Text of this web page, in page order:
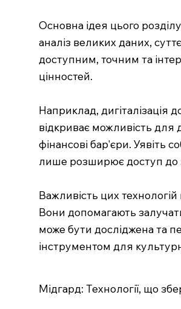
Основна ідея цього
аналіз великих даних,
доступним, точним та
цінностей.
Наприклад, дигіталізація
відкриває можливість для
фінансові бар'єри. Уявіть
лише розширює доступ до
Важливість цих
Вони допомагають
може бути досліджена та
інструментом для
Мідгард: Технології, що